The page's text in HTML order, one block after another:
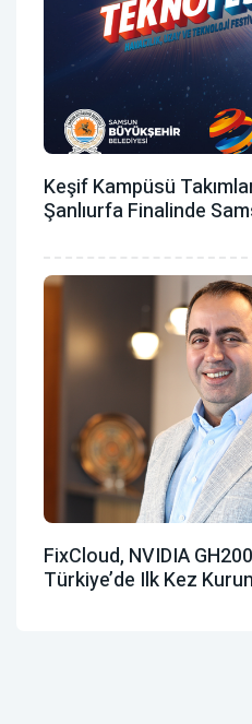
Keşif Kampüsü
Şanlıurfa Finalinde
FixCloud, NVIDIA
Türkiye’de Ilk Kez